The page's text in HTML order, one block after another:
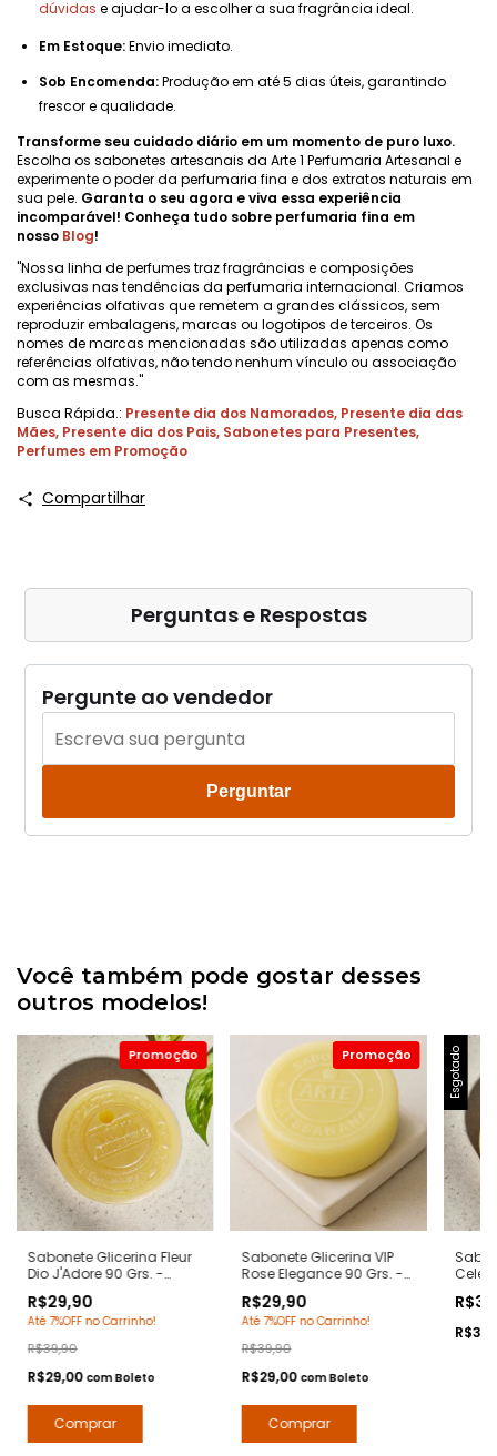
dúvidas e ajudar-lo a escolher a sua fragrância ideal.
Em Estoque:Envio imediato.
Sob Encomenda:Produção em até 5 dias úteis, garantindo
frescor e qualidade.
Transforme seu cuidado diário em um momento de puro luxo.
Escolha os sabonetes artesanais da Arte 1 Perfumaria Artesanal e
experimente o poder da perfumaria fina e dos extratos naturais em
sua pele. Garanta o seu agora e viva essa experiência
incomparável! Conheça tudo sobre perfumaria fina em
nosso Blog!
"Nossa linha de perfumes traz fragrâncias e composições
exclusivas nas tendências da perfumaria internacional. Criamos
experiências olfativas que remetem a grandes clássicos, sem
reproduzir embalagens, marcas ou logotipos de terceiros. Os
nomes de marcas mencionadas são utilizadas apenas como
referências olfativas, não tendo nenhum vínculo ou associação
com as mesmas."
Busca Rápida.: Presente dia dos Namorados, Presente dia das
Mães, Presente dia dos Pais, Sabonetes para Presentes,
Perfumes em Promoção
Compartilhar
Perguntas e Respostas
Pergunte ao vendedor
Perguntar
Você também pode gostar desses
outros modelos!
Sabonete Glicerina Fleur
Dio J'Adore 90 Grs. -
Hidratante com Extratos
Naturais - Arte 1 Perfumes
R$29,90
Até 7%OFF no Carrinho!
R$39,90
R$29,00 comBoleto
Sabonete Glicerina VIP
Rose Elegance 90 Grs. -
Carolina Herrera -
Hidratante com Extratos
Naturais - Arte 1 Perfumes
R$29,90
Até 7%OFF no Carrinho!
R$39,90
R$29,00 comBoleto
Esgotado
-